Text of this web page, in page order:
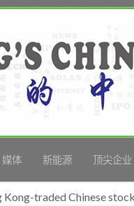
媒体 新能源 顶尖企业
Kong-traded Chinese